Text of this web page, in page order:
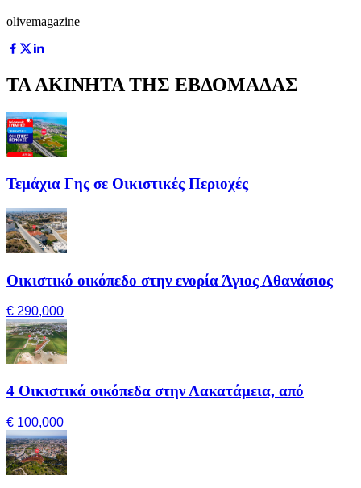
olivemagazine
ΤΑ ΑΚΙΝΗΤΑ ΤΗΣ ΕΒΔΟΜΑΔΑΣ
Τεμάχια Γης σε Οικιστικές Περιοχές
Οικιστικό οικόπεδο στην ενορία Άγιος Αθανάσιος
€ 290,000
4 Οικιστικά οικόπεδα στην Λακατάμεια, από
€ 100,000